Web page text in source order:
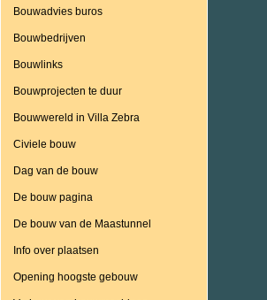
Bouwadvies buros
Bouwbedrijven
Bouwlinks
Bouwprojecten te duur
Bouwwereld in Villa Zebra
Civiele bouw
Dag van de bouw
De bouw pagina
De bouw van de Maastunnel
Info over plaatsen
Opening hoogste gebouw